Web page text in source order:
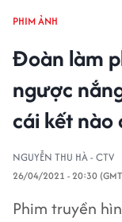
PHIM ẢNH
Đoàn làm
ngược
cái kết nào
NGUYỄN THU HÀ - CTV
26/04/2021 - 20:30
Phim truyền